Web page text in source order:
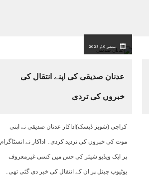
ستمبر 10, 2023
عدنان صدیقی کی اپنے انتقال کی
خبروں کی تردی
کراچی (شوبز ڈیسک)اداکار عدنان صدیقی نے اپنی
موت کی خبروں کی تردید کردی۔ اداکار نے انسٹاگرام
پر ایک ویڈیو شیئر کی جس میں کسی غیرمعروف
یوٹیوب چینل پر ان کے انتقال کی خبر دی گئی تھی۔